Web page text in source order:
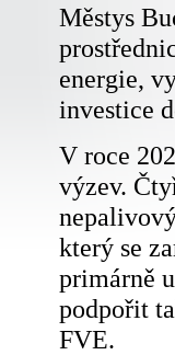
Městys
energie,
investice
V roce
výzev.
který se
primárně
podpořit
FVE.